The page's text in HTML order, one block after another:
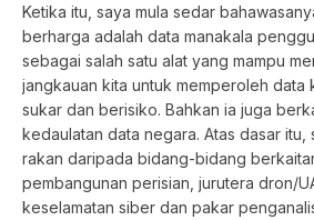
Ketika itu, saya mula sedar
berharga adalah data manakala
sebagai salah satu alat yang mampu
jangkauan kita untuk memperoleh data
sukar dan berisiko. Bahkan ia juga
kedaulatan data negara. Atas dasar itu,
rakan daripada bidang-bidang
pembangunan perisian, jurutera dron/
keselamatan siber dan pakar